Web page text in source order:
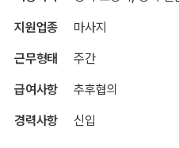
지원업종 마사지
근무형태 주간
급여사항 추후협의
경력사항 신입